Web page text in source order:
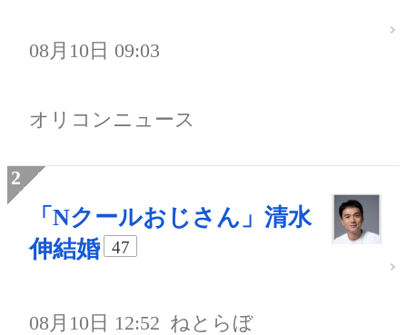
08月10日 09:03
オリコンニュース
「Nクールおじさん」清水
伸結婚
47
08月10日 12:52 ねとらぼ